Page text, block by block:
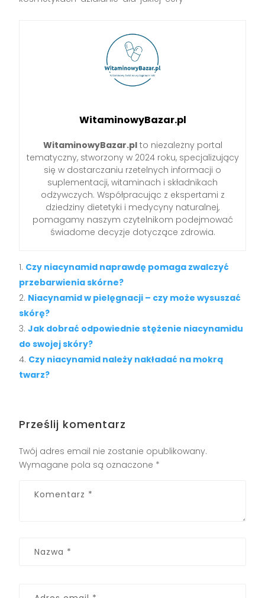
WitaminowyBazar.pl
WitaminowyBazar.plto niezależny portal
tematyczny, stworzony w 2024 roku, specjalizujący
się w dostarczaniu rzetelnych informacji o
suplementacji, witaminach i składnikach
odżywczych. Współpracując z ekspertami z
dziedziny dietetyki i medycyny naturalnej,
pomagamy naszym czytelnikom podejmować
świadome decyzje dotyczące zdrowia.
Czy niacynamid naprawdę pomaga zwalczyć
przebarwienia skórne?
Niacynamid w pielęgnacji – czy może wysuszać
skórę?
Jak dobrać odpowiednie stężenie niacynamidu
do swojej skóry?
Czy niacynamid należy nakładać na mokrą
twarz?
Prześlij komentarz
Twój adres email nie zostanie opublikowany.
Wymagane pola są oznaczone *